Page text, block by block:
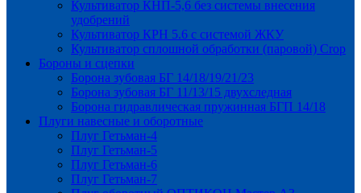
Культиватор КНП-5,6 без системы внесения
удобрений
Культиватор КРН 5.6 с системой ЖКУ
Культиватор сплошной обработки (паровой) Crop
Бороны и сцепки
Борона зубовая БГ 14/18/19/21/23
Борона зубовая БГ 11/13/15 двухследная
Борона гидравлическая пружинная БГП 14/18
Плуги навесные и оборотные
Плуг Гетьман-4
Плуг Гетьман-5
Плуг Гетьман-6
Плуг Гетьман-7